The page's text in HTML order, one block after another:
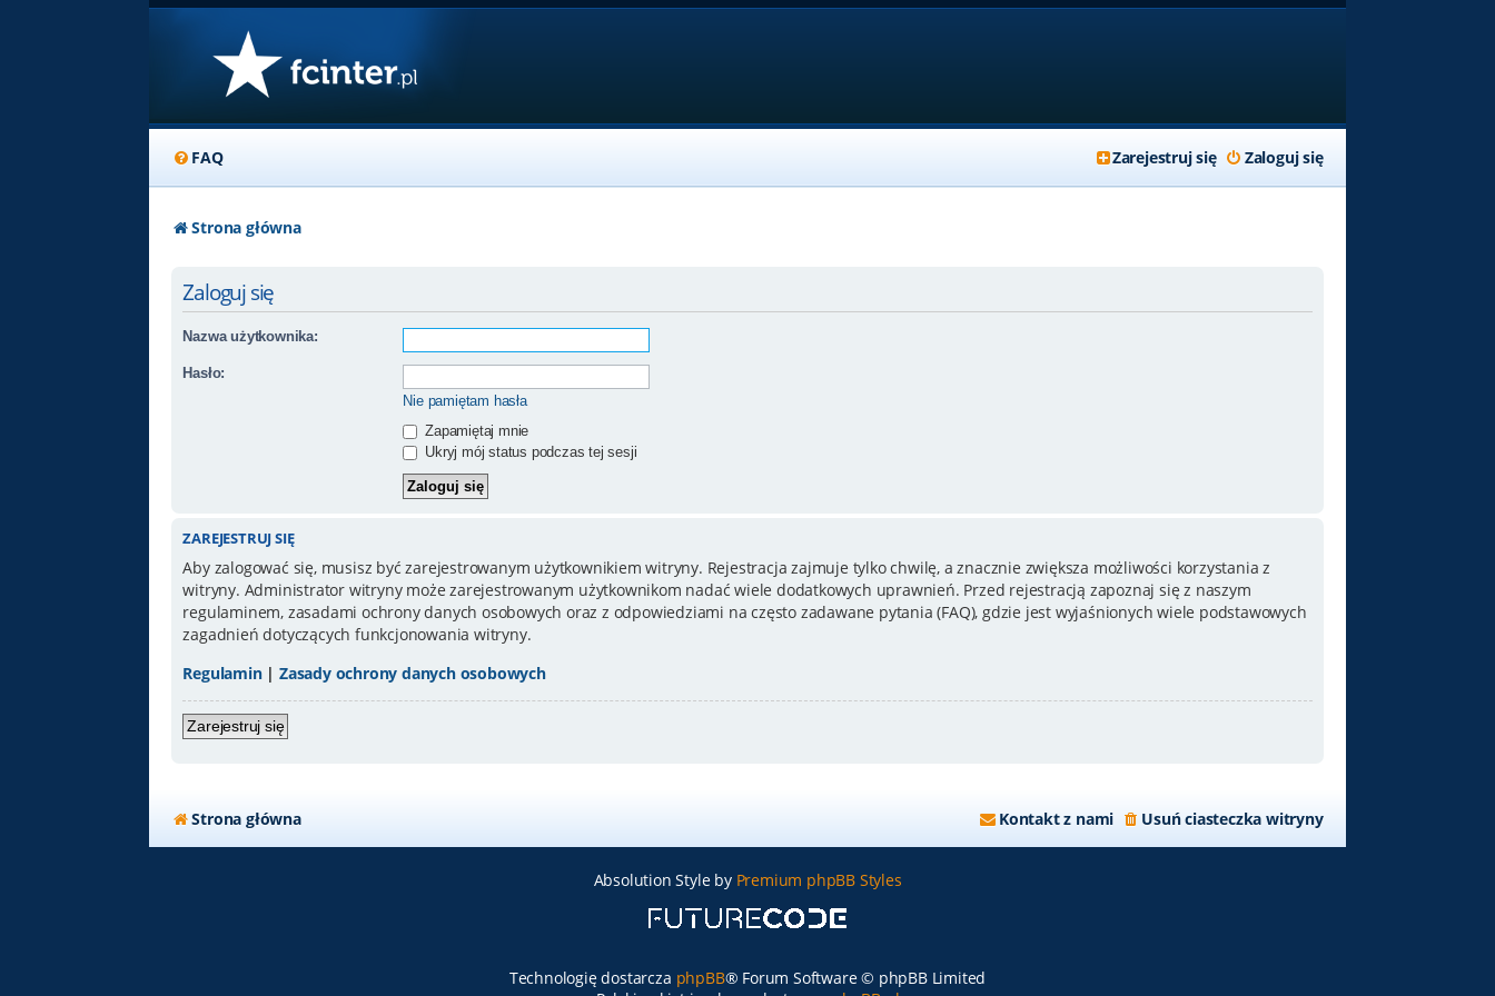
FAQ Zaloguj się
Zarejestruj się
Strona główna
Zaloguj się
Nazwa użytkownika:
Hasło:
Nie pamiętam hasła
Zapamiętaj mnie
Ukryj mój status podczas tej sesji
ZAREJESTRUJ SIĘ
Aby zalogować się, musisz być zarejestrowanym użytkownikiem witryny. Rejestracja zajmuje tylko chwilę, a znacznie zwiększa możliwości korzystania z
witryny. Administrator witryny może zarejestrowanym użytkownikom nadać wiele dodatkowych uprawnień. Przed rejestracją zapoznaj się z naszym
regulaminem, zasadami ochrony danych osobowych oraz z odpowiedziami na często zadawane pytania (FAQ), gdzie jest wyjaśnionych wiele podstawowych
zagadnień dotyczących funkcjonowania witryny.
Regulamin|Zasady ochrony danych osobowych
Zarejestruj się
Strona główna Usuń ciasteczka witryny
Kontakt z nami
Absolution Style by Premium phpBB Styles
Technologię dostarcza phpBB® Forum Software © phpBB Limited